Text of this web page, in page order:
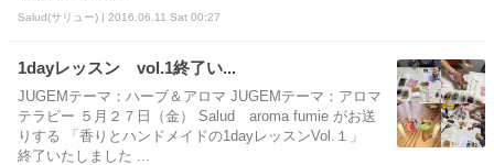
Salud(サリュー) | 2016.06.11 Sat 00:27
1dayレッスン vol.1終了い...
JUGEMテーマ：ハーブ＆アロマ JUGEMテーマ：アロマ
テラピー ５月２７日（金） Salud aroma fumie がお送
りする 「香りとハンドメイドの1dayレッスンVol.１」
終了いたしました ...